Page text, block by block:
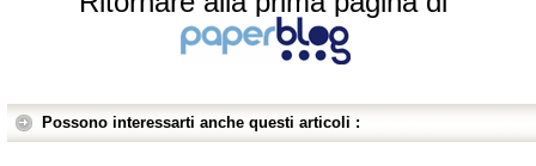
Possono interessarti anche questi articoli :